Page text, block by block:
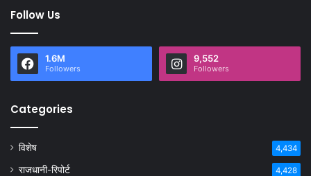
Follow Us
1.6M
Followers
9,552
Followers
Categories
विशेष 4,434
राजधानी-रिपोर्ट 4,428